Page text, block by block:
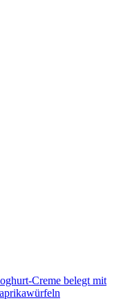
Creme belegt mit